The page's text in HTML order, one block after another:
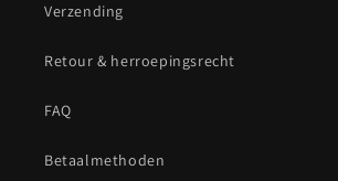
Verzending
Retour & herroepingsrecht
FAQ
Betaalmethoden